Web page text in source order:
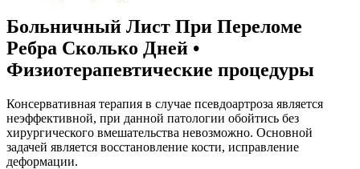
Больничный Лист При Переломе
Ребра Сколько Дней •
Физиотерапевтические процедуры
Консервативная терапия в случае псевдоартроза является
неэффективной, при данной патологии обойтись без
хирургического вмешательства невозможно. Основной
задачей является восстановление кости, исправление
деформации.